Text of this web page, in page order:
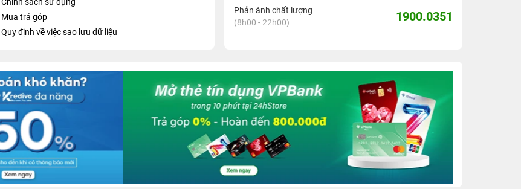
Mua trả góp
Quy định về việc sao lưu dữ liệu
Phản ánh chất lượng
(8h00 - 22h00)
1900.0351